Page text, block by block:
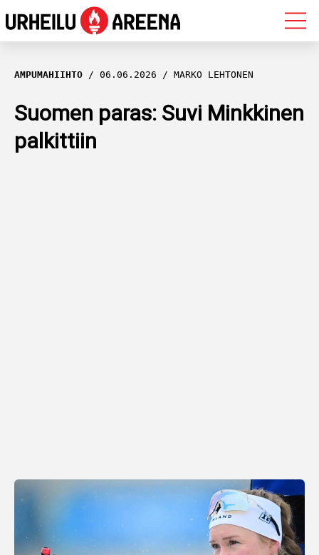
OLYMPIALAISET
MAASTOHIIHTO
AMPUMAHIIHTO
AMPUMAHIIHTO 06.06.2026 MARKO LEHTONEN
Suomen paras: Suvi Minkkinen
palkittiin